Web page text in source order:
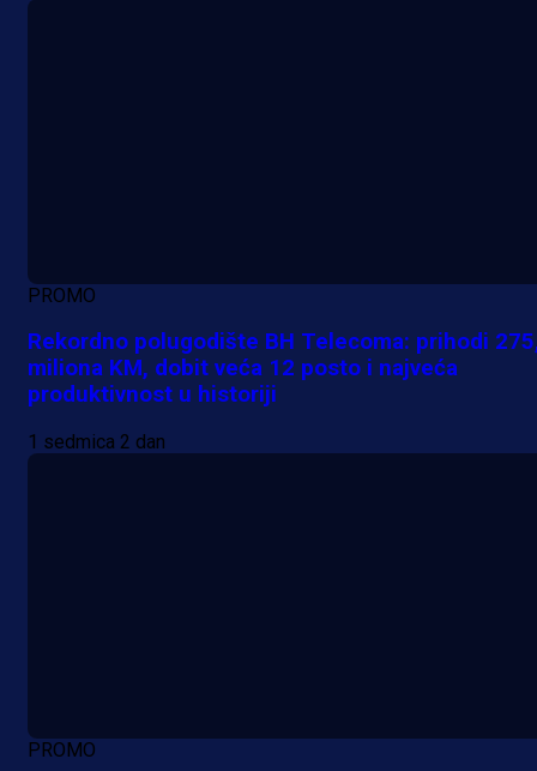
PROMO
Rekordno polugodište BH Telecoma: prihodi
miliona KM, dobit veća 12 posto i najveća
produktivnost u historiji
1 sedmica 2 dan
PROMO